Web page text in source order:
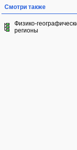
Смотри также
Физико-
регионы